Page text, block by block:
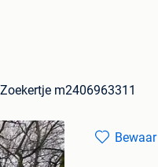
Zoekertje m2406963311
Bewaar